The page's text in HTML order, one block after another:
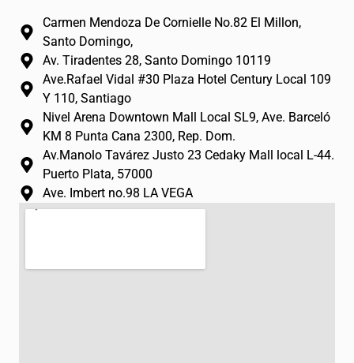
t
g
r
m
e
o
o
-
f
t
b
e
Carmen Mendoza De Cornielle No.82 El Millon,
Santo Domingo,
Av. Tiradentes 28, Santo Domingo 10119
Ave.Rafael Vidal #30 Plaza Hotel Century Local 109
Y 110, Santiago
Nivel Arena Downtown Mall Local SL9, Ave. Barceló
KM 8 Punta Cana 2300, Rep. Dom.
Av.Manolo Tavárez Justo 23 Cedaky Mall local L-44.
Puerto Plata, 57000
Ave. Imbert no.98 LA VEGA